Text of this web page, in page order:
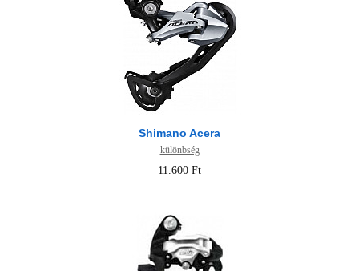
Shimano Acera
különbség
11.600 Ft